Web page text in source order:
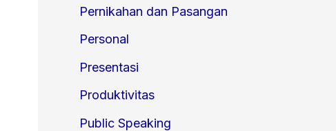
Pernikahan dan Pasangan
Personal
Presentasi
Produktivitas
Public Speaking